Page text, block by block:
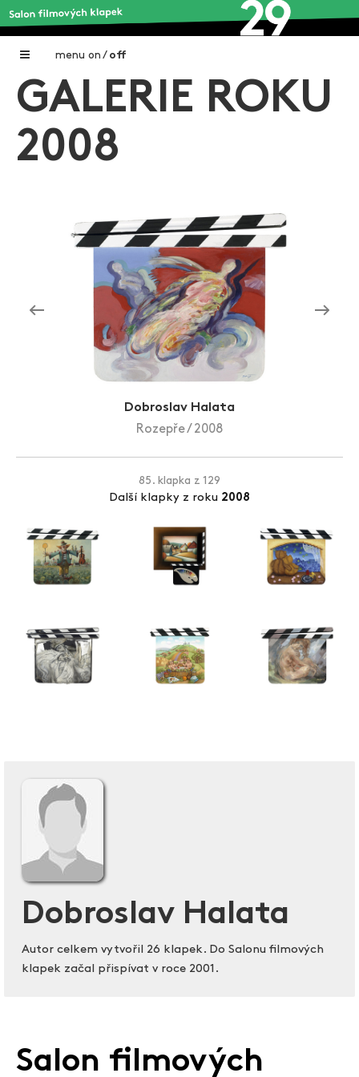
menu on / off
Home
Galerie filmových klapek
O projektu
Aktuální výstavy
Aukce filmových klapek
Zlín Film Festival
GALERIE ROKU
2008
Dobroslav Halata
Rozepře / 2008
85. klapka z 129
Další klapky z roku 2008
Dobroslav Halata
Autor celkem vytvořil 26 klapek. Do Salonu filmových
klapek začal přispívat v roce 2001.
Salon filmových